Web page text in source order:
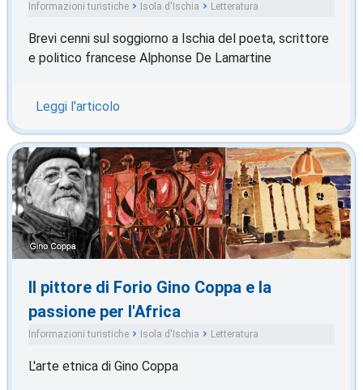
Informazioni turistiche Isola d'Ischia Letteratura
Brevi cenni sul soggiorno a Ischia del poeta, scrittore
e politico francese Alphonse De Lamartine
Leggi l'articolo
Il pittore di Forio Gino Coppa e la
passione per l'Africa
Informazioni turistiche Isola d'Ischia Letteratura
L'arte etnica di Gino Coppa